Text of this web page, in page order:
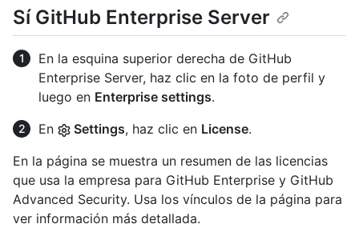
Sí GitHub Enterprise Server
En la esquina superior derecha de GitHub
Enterprise Server, haz clic en la foto de perfil y
luego en Enterprise settings.
En
Settings, haz clic en License.
En la página se muestra un resumen de las licencias
que usa la empresa para GitHub Enterprise y GitHub
Advanced Security. Usa los vínculos de la página para
ver información más detallada.